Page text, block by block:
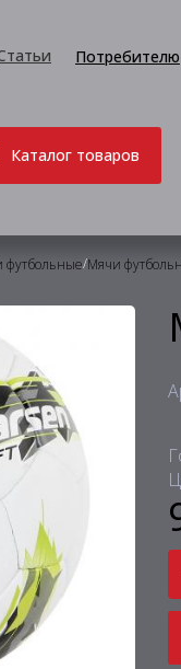
Потребителю
Каталог товаров
футбольные/Мячи